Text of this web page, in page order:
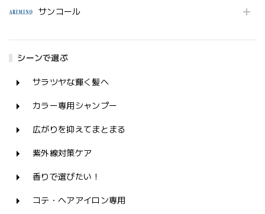
サンコール
シーンで選ぶ
サラツヤな輝く髪へ
カラー専用シャンプー
広がりを抑えてまとまる
紫外線対策ケア
香りで選びたい！
コテ・ヘアアイロン専用